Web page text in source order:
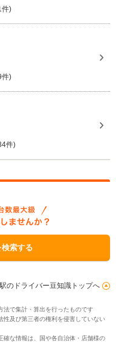
件)
件)
件)
索する
のドライバー豆知識トップへ
法で集計・算出を行ったものです
性及び第三者の権利を侵害していない
確な情報は、国や各自治体・店舗様の